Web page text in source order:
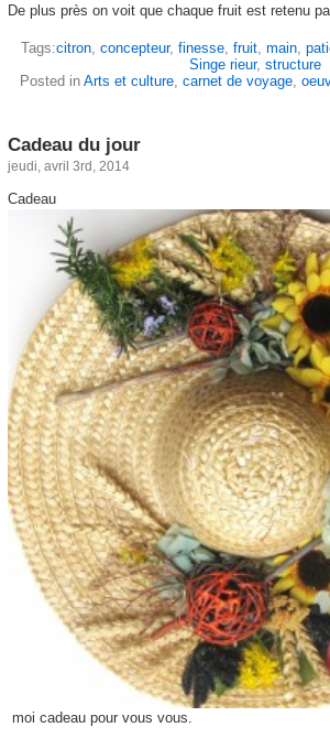
De plus près on voit que chaque fruit est retenu
Tags:citron concepteur, finesse fruit main
Singe rieur, structure
Posted in Arts et culture carnet de voyage
Cadeau du jour
jeudi, avril 3rd, 2014
Cadeau
moi cadeau pour vous vous.